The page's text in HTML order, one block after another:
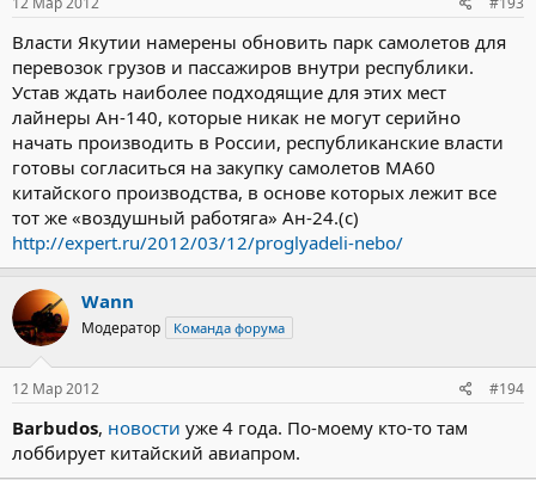
Власти Якутии намерены обновить парк самолетов для
перевозок грузов и пассажиров внутри республики.
Устав ждать наиболее подходящие для этих мест
лайнеры Ан-140, которые никак не могут серийно
начать производить в России, республиканские власти
готовы согласиться на закупку самолетов МА60
китайского производства, в основе которых лежит все
тот же «воздушный работяга» Ан-24.(с)
http://expert.ru/2012/03/12/proglyadeli-nebo/
Wann
Модератор Команда форума
12 Мар 2012 #194
Barbudos, новости уже 4 года. По-моему кто-то там
лоббирует китайский авиапром.